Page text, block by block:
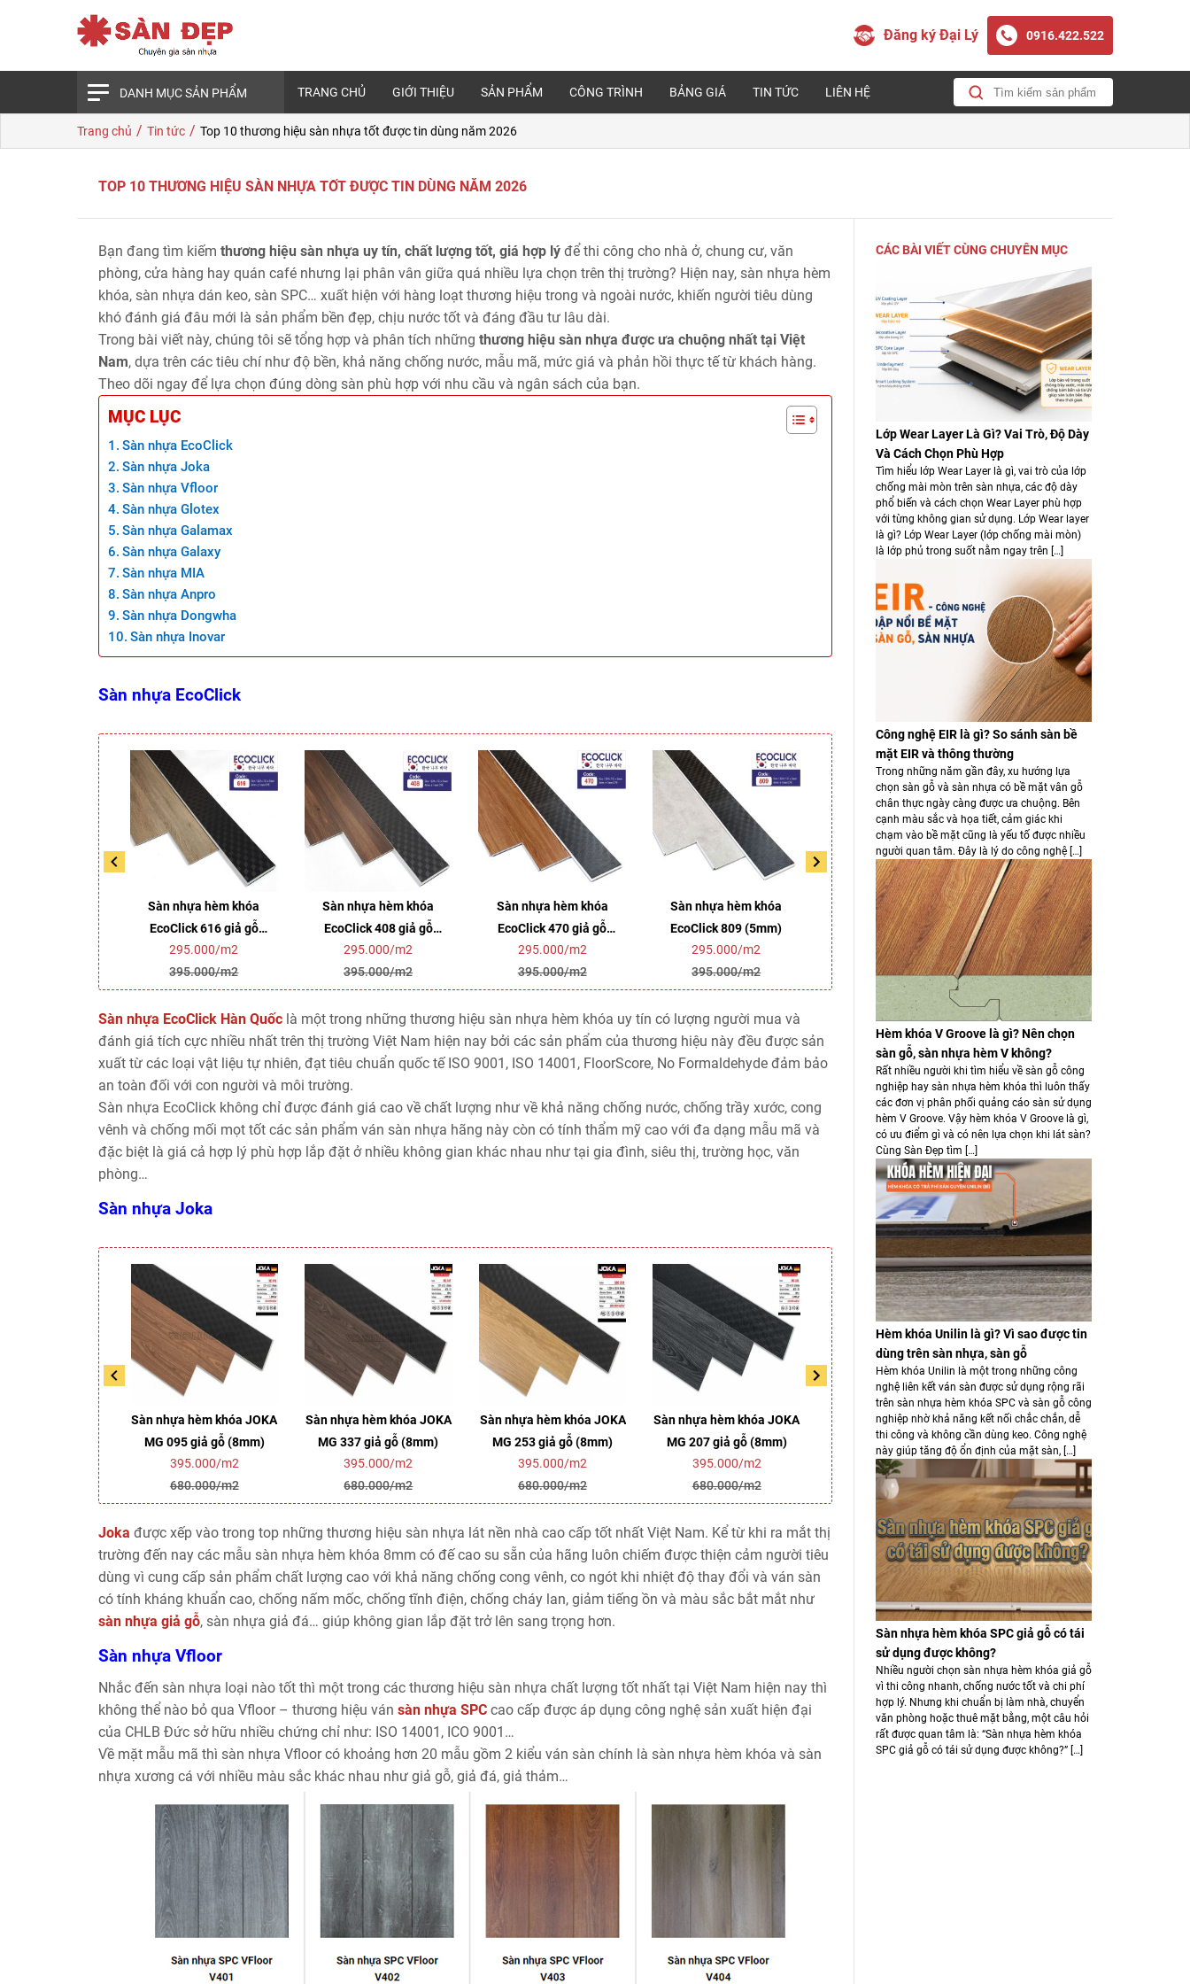
Đăng ký Đại Lý 0916.422.522
DANH MỤC SẢN PHẨM TRANG CHỦ GIỚI THIỆU SẢN PHẨM CÔNG TRÌNH BẢNG GIÁ TIN TỨC LIÊN HỆ
Trang chủ / Tin tức / Top 10 thương hiệu sàn nhựa tốt được tin dùng năm 2026
TOP 10 THƯƠNG HIỆU SÀN NHỰA TỐT ĐƯỢC TIN DÙNG NĂM 2026
Bạn đang tìm kiếm thương hiệu sàn nhựa uy tín, chất lượng tốt, giá hợp lý để thi công cho nhà ở, chung cư, văn
phòng, cửa hàng hay quán café nhưng lại phân vân giữa quá nhiều lựa chọn trên thị trường? Hiện nay, sàn nhựa hèm
khóa, sàn nhựa dán keo, sàn SPC… xuất hiện với hàng loạt thương hiệu trong và ngoài nước, khiến người tiêu dùng
khó đánh giá đâu mới là sản phẩm bền đẹp, chịu nước tốt và đáng đầu tư lâu dài.
Trong bài viết này, chúng tôi sẽ tổng hợp và phân tích những thương hiệu sàn nhựa được ưa chuộng nhất tại Việt
Nam, dựa trên các tiêu chí như độ bền, khả năng chống nước, mẫu mã, mức giá và phản hồi thực tế từ khách hàng.
Theo dõi ngay để lựa chọn đúng dòng sàn phù hợp với nhu cầu và ngân sách của bạn.
MỤC LỤC
Sàn nhựa EcoClick
Sàn nhựa Joka
Sàn nhựa Vfloor
Sàn nhựa Glotex
Sàn nhựa Galamax
Sàn nhựa Galaxy
Sàn nhựa MIA
Sàn nhựa Anpro
Sàn nhựa Dongwha
Sàn nhựa Inovar
Sàn nhựa EcoClick
Sàn nhựa hèm khóa
EcoClick 616 giả gỗ
(5mm)
295.000/m2
395.000/m2
Sàn nhựa hèm khóa
EcoClick 408 giả gỗ
(5mm)
295.000/m2
395.000/m2
Sàn nhựa hèm khóa
EcoClick 470 giả gỗ
(5mm)
295.000/m2
395.000/m2
Sàn nhựa hèm khóa
EcoClick 809 (5mm)
295.000/m2
395.000/m2
Sàn nhựa hèm khóa
EcoClick 477 giả gỗ
(5mm)
295.000/m2
395.000/m2
Sàn nhựa hèm khóa
EcoClick 474 giả gỗ
(5mm)
295.000/m2
395.000/m2
Sàn nhựa EcoClick Hàn Quốc là một trong những thương hiệu sàn nhựa hèm khóa uy tín có lượng người mua và
đánh giá tích cực nhiều nhất trên thị trường Việt Nam hiện nay bởi các sản phẩm của thương hiệu này đều được sản
xuất từ các loại vật liệu tự nhiên, đạt tiêu chuẩn quốc tế ISO 9001, ISO 14001, FloorScore, No Formaldehyde đảm bảo
an toàn đối với con người và môi trường.
Sàn nhựa EcoClick không chỉ được đánh giá cao về chất lượng như về khả năng chống nước, chống trầy xước, cong
vênh và chống mối mọt tốt các sản phẩm ván sàn nhựa hãng này còn có tính thẩm mỹ cao với đa dạng mẫu mã và
đặc biệt là giá cả hợp lý phù hợp lắp đặt ở nhiều không gian khác nhau như tại gia đình, siêu thị, trường học, văn
phòng…
Sàn nhựa Joka
hèm khóa JOKA
Sàn nhựa hèm khóa JOKA
MG 095 giả gỗ (8mm)
395.000/m2
680.000/m2
Sàn nhựa hèm khóa JOKA
MG 337 giả gỗ (8mm)
395.000/m2
680.000/m2
Sàn nhựa hèm khóa JOKA
MG 253 giả gỗ (8mm)
395.000/m2
680.000/m2
Sàn nhựa hèm khóa JOKA
MG 207 giả gỗ (8mm)
395.000/m2
680.000/m2
Sàn nhựa hèm khóa JOKA
MG 810 giả gỗ (8mm)
395.000/m2
680.000/m2
Sàn nhựa hèm khóa JOKA
MG 225 giả gỗ (8mm)
395.000/m2
680.000/m2
Joka được xếp vào trong top những thương hiệu sàn nhựa lát nền nhà cao cấp tốt nhất Việt Nam. Kể từ khi ra mắt thị
trường đến nay các mẫu sàn nhựa hèm khóa 8mm có đế cao su sẵn của hãng luôn chiếm được thiện cảm người tiêu
dùng vì cung cấp sản phẩm chất lượng cao với khả năng chống cong vênh, co ngót khi nhiệt độ thay đổi và ván sàn
có tính kháng khuẩn cao, chống nấm mốc, chống tĩnh điện, chống cháy lan, giảm tiếng ồn và màu sắc bắt mắt như
sàn nhựa giả gỗ, sàn nhựa giả đá… giúp không gian lắp đặt trở lên sang trọng hơn.
Sàn nhựa Vfloor
Nhắc đến sàn nhựa loại nào tốt thì một trong các thương hiệu sàn nhựa chất lượng tốt nhất tại Việt Nam hiện nay thì
không thể nào bỏ qua Vfloor – thương hiệu ván sàn nhựa SPC cao cấp được áp dụng công nghệ sản xuất hiện đại
của CHLB Đức sở hữu nhiều chứng chỉ như: ISO 14001, ICO 9001…
Về mặt mẫu mã thì sàn nhựa Vfloor có khoảng hơn 20 mẫu gồm 2 kiểu ván sàn chính là sàn nhựa hèm khóa và sàn
nhựa xương cá với nhiều màu sắc khác nhau như giả gỗ, giả đá, giả thảm…
CÁC BÀI VIẾT CÙNG CHUYÊN MỤC
Lớp Wear Layer Là Gì? Vai Trò, Độ Dày
Và Cách Chọn Phù Hợp
Tìm hiểu lớp Wear Layer là gì, vai trò của lớp
chống mài mòn trên sàn nhựa, các độ dày
phổ biến và cách chọn Wear Layer phù hợp
với từng không gian sử dụng. Lớp Wear layer
là gì? Lớp Wear Layer (lớp chống mài mòn)
là lớp phủ trong suốt nằm ngay trên […]
Công nghệ EIR là gì? So sánh sàn bề
mặt EIR và thông thường
Trong những năm gần đây, xu hướng lựa
chọn sàn gỗ và sàn nhựa có bề mặt vân gỗ
chân thực ngày càng được ưa chuộng. Bên
cạnh màu sắc và họa tiết, cảm giác khi
chạm vào bề mặt cũng là yếu tố được nhiều
người quan tâm. Đây là lý do công nghệ […]
Hèm khóa V Groove là gì? Nên chọn
sàn gỗ, sàn nhựa hèm V không?
Rất nhiều người khi tìm hiểu về sàn gỗ công
nghiệp hay sàn nhựa hèm khóa thì luôn thấy
các đơn vị phân phối quảng cáo sàn sử dụng
hèm V Groove. Vậy hèm khóa V Groove là gì,
có ưu điểm gì và có nên lựa chọn khi lát sàn?
Cùng Sàn Đẹp tìm […]
Hèm khóa Unilin là gì? Vì sao được tin
dùng trên sàn nhựa, sàn gỗ
Hèm khóa Unilin là một trong những công
nghệ liên kết ván sàn được sử dụng rộng rãi
trên sàn nhựa hèm khóa SPC và sàn gỗ công
nghiệp nhờ khả năng kết nối chắc chắn, dễ
thi công và không cần dùng keo. Công nghệ
này giúp tăng độ ổn định của mặt sàn, […]
Sàn nhựa hèm khóa SPC giả gỗ có tái
sử dụng được không?
Nhiều người chọn sàn nhựa hèm khóa giả gỗ
vì thi công nhanh, chống nước tốt và chi phí
hợp lý. Nhưng khi chuẩn bị làm nhà, chuyển
văn phòng hoặc thuê mặt bằng, một câu hỏi
rất được quan tâm là: “Sàn nhựa hèm khóa
SPC giả gỗ có tái sử dụng được không?” […]